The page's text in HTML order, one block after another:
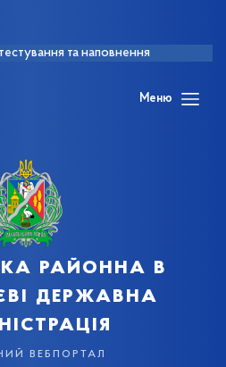
та наповнення
Меню
районна в
державна
вебпортал